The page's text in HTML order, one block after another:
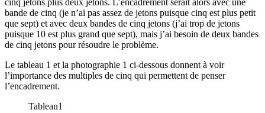
bande de cinq (je n’ai pas assez de jetons puisque cinq est plus petit
que sept) et avec deux bandes de cinq jetons (j’ai trop de jetons
puisque 10 est plus grand que sept), mais j’ai besoin de deux bandes
de cinq jetons pour résoudre le problème.
Le tableau 1 et la photographie 1 ci-dessous donnent à voir
l’importance des multiples de cinq qui permettent de penser
l’encadrement.
Tableau1